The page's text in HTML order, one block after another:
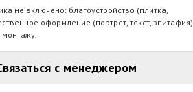
не включено: благоустройство (плитка,
оформление (портрет, текст, эпитафия),
с менеджером